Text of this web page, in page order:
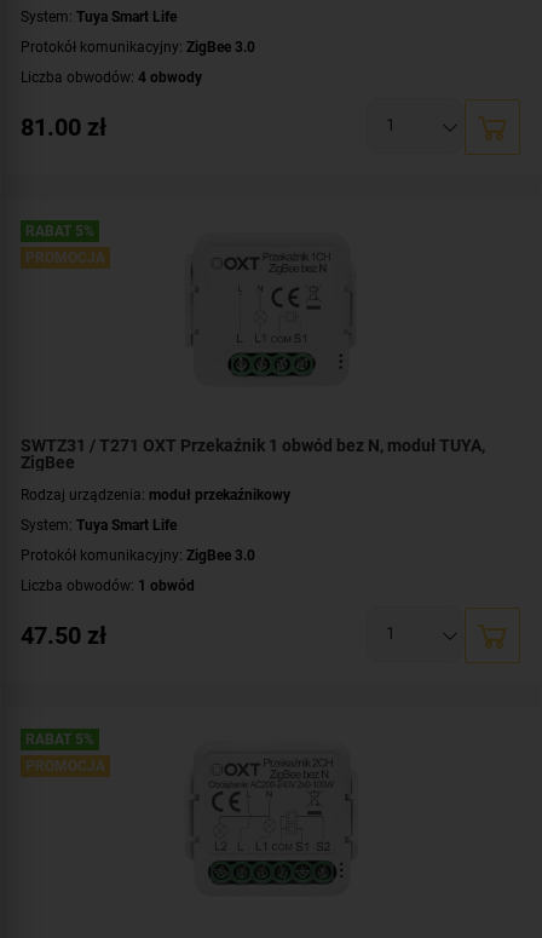
System: Tuya Smart Life
Protokół komunikacyjny: ZigBee 3.0
Liczba obwodów: 4 obwody
Zasilanie: AC 230 V
81.00 zł
RABAT 5%
SWTZ31 / T271 OXT Przekaźnik 1 obwód bez N, moduł TUYA,
ZigBee
PROMOCJA
Rodzaj urządzenia: moduł przekaźnikowy
System: Tuya Smart Life
Protokół komunikacyjny: ZigBee 3.0
Liczba obwodów: 1 obwód
Zasilanie: AC 230 V
47.50 zł
RABAT 5%
PROMOCJA